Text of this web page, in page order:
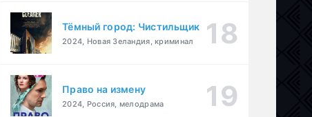
Тёмный город: Чистильщик
2024, Новая Зеландия, криминал
Право на измену
2024, Россия, мелодрама